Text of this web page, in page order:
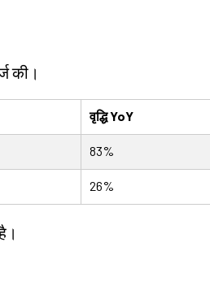
की।
वृद्धि YoY
83%
26%